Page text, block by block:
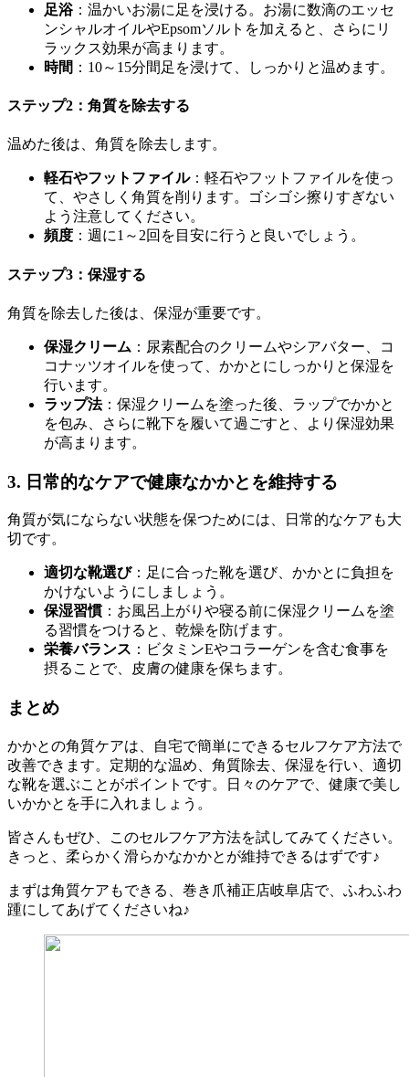
足浴 ：温かいお湯に足を浸ける。お湯に数滴のエッセ
ンシャルオイルやEpsomソルトを加えると、さらにリ
ラックス効果が高まります。
時間 ：10～15分間足を浸けて、しっかりと温めます。
ステップ2：角質を除去する
温めた後は、角質を除去します。
軽石やフットファイル：軽石やフットファイルを使っ
て、やさしく角質を削ります。ゴシゴシ擦りすぎない
よう注意してください。
頻度 ：週に1～2回を目安に行うと良いでしょう。
ステップ3：保湿する
角質を除去した後は、保湿が重要です。
保湿クリーム ：尿素配合のクリームやシアバター、コ
コナッツオイルを使って、かかとにしっかりと保湿を
行います。
ラップ法：保湿クリームを塗った後、ラップでかかと
を包み、さらに靴下を履いて過ごすと、より保湿効果
が高まります。
3. 日常的なケアで健康なかかとを維持する
角質が気にならない状態を保つためには、日常的なケアも大
切です。
適切な靴選び：足に合った靴を選び、かかとに負担を
かけないようにしましょう。
保湿習慣：お風呂上がりや寝る前に保湿クリームを塗
る習慣をつけると、乾燥を防げます。
栄養バランス ：ビタミンEやコラーゲンを含む食事を
摂ることで、皮膚の健康を保ちます。
まとめ
かかとの角質ケアは、自宅で簡単にできるセルフケア方法で
改善できます。定期的な温め、角質除去、保湿を行い、適切
な靴を選ぶことがポイントです。日々のケアで、健康で美し
いかかとを手に入れましょう。
皆さんもぜひ、このセルフケア方法を試してみてください。
きっと、柔らかく滑らかなかかとが維持できるはずです♪
まずは角質ケアもできる、巻き爪補正店岐阜店で、ふわふわ
踵にしてあげてくださいね♪